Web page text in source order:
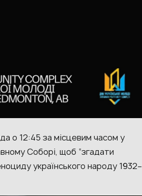
о 12:45 за місцевим часом у
Соборі, щоб “згадати
українського народу 1932–